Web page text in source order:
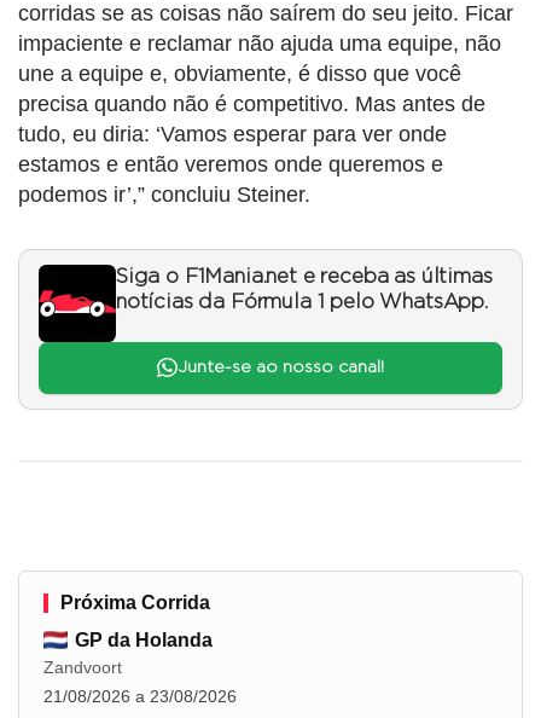
corridas se as coisas não saírem do seu jeito. Ficar
impaciente e reclamar não ajuda uma equipe, não
une a equipe e, obviamente, é disso que você
precisa quando não é competitivo. Mas antes de
tudo, eu diria: ‘Vamos esperar para ver onde
estamos e então veremos onde queremos e
podemos ir’,” concluiu Steiner.
Siga o F1Mania.net e receba as últimas
notícias da Fórmula 1 pelo WhatsApp.
Junte-se ao nosso canal!
Próxima Corrida
GP da Holanda
Zandvoort
21/08/2026 a 23/08/2026